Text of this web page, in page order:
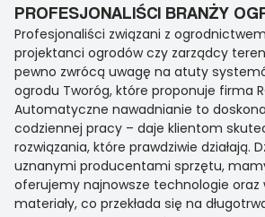
PROFESJONALIŚCI BRANŻY
Profesjonaliści związani z
projektanci ogrodów czy zarządcy
pewno zwrócą uwagę na atuty
ogrodu Tworóg, które proponuje firma
Automatyczne nawadnianie to
codziennej pracy – daje klientom
rozwiązania, które prawdziwie działają.
uznanymi producentami sprzętu,
oferujemy najnowsze technologie oraz
materiały, co przekłada się na